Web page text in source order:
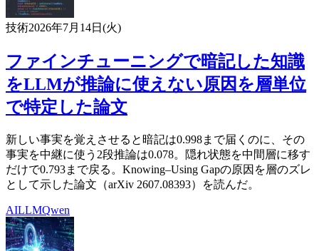
技術2026年7月14日(火)
ファインチューニングで暗記した知識
をLLMが推論に使えない原因を層単位
で特定した論文
新しい事実を覚えさせると暗記は0.998まで届くのに、その
事実を中継に使う2段推論は0.078。隠れ状態を中間層に移す
だけで0.793まで戻る。Knowing–Using Gapの原因を層のズレ
として示した論文（arXiv 2607.08393）を読んだ。
AILLMQwen